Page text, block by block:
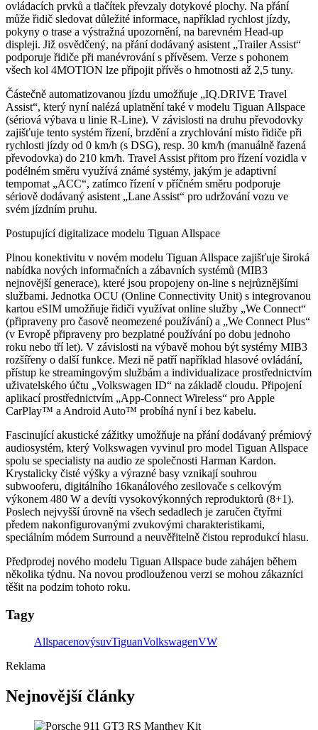
ovládacích prvků a tlačítek převzaly dotykové plochy. Na přání
může řidič sledovat důležité informace, například rychlost jízdy,
pokyny o trase a výstražná upozornění, na barevném Head-up
displeji. Již osvědčený, na přání dodávaný asistent „Trailer Assist“
podporuje řidiče při manévrování s přívěsem. Verze s pohonem
všech kol 4MOTION lze připojit přívěs o hmotnosti až 2,5 tuny.
Částečně automatizovanou jízdu umožňuje „IQ.DRIVE Travel
Assist“, který nyní nalézá uplatnění také v modelu Tiguan Allspace
(sériová výbava u linie R-Line). V závislosti na druhu převodovky
zajišťuje tento systém řízení, brzdění a zrychlování místo řidiče při
rychlosti jízdy od 0 km/h (s DSG), resp. 30 km/h (manuálně řazená
převodovka) do 210 km/h. Travel Assist přitom pro řízení vozidla v
podélném směru využívá známé systémy, jakým je adaptivní
tempomat „ACC“, zatímco řízení v příčném směru podporuje
sériově dodávaný asistent „Lane Assist“ pro udržování vozu ve
svém jízdním pruhu.
Postupující digitalizace modelu Tiguan Allspace
Plnou konektivitu v novém modelu Tiguan Allspace zajišťuje široká
nabídka nových informačních a zábavních systémů (MIB3
nejnovější generace), které jsou propojeny on-line s nejrůznějšími
službami. Jednotka OCU (Online Connectivity Unit) s integrovanou
kartou eSIM umožňuje řidiči využívat online služby „We Connect“
(připraveny pro časově neomezené používání) a „We Connect Plus“
(v Evropě připraveny pro bezplatné používání po dobu jednoho
roku nebo tří let). V závislosti na výbavě mohou být systémy MIB3
rozšířeny o další funkce. Mezi ně patří například hlasové ovládání,
přístup ke streamingovým službám a individualizace prostřednictvím
uživatelského účtu „Volkswagen ID“ na základě cloudu. Připojení
aplikací prostřednictvím „App-Connect Wireless“ pro Apple
CarPlay™ a Android Auto™ probíhá nyní i bez kabelu.
Fascinující akustické zážitky umožňuje na přání dodávaný prémiový
audiosystém, který Volkswagen vyvinul pro model Tiguan Allspace
spolu se specialisty na audio ze společnosti Harman Kardon.
Krystalicky čisté výšky a výrazné basy vznikají souhrou
subwooferu, digitálního 16kanálového zesilovače s celkovým
výkonem 480 W a devíti vysokovýkonných reproduktorů (8+1).
Poslech nejvyšší úrovně na všech sedadlech je zaručen čtyřmi
předem nakonfigurovanými zvukovými charakteristikami,
speciálním módem Surround a neuvěřitelně čistou reprodukcí hlasu.
Předprodej nového modelu Tiguan Allspace bude zahájen během
několika týdnu. Na novou prodlouženou verzi se mohou zákazníci
těšit na podzim tohoto roku.
Tagy
AllspacenovýsuvTiguanVolkswagenVW
Reklama
Nejnovější články